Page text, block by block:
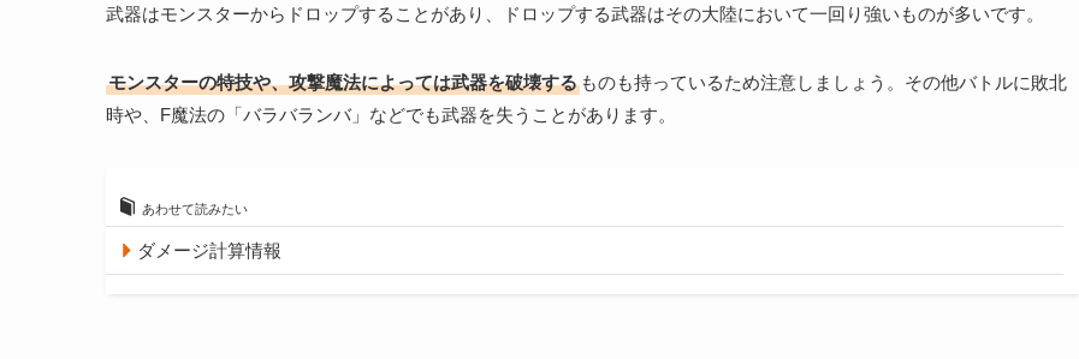
武器はモンスターからドロップすることがあり、ドロップする武器はその大陸において一回り強いものが多いです。
モンスターの特技や、攻撃魔法によっては武器を破壊する ものも持っているため注意しましょう。その他バトルに敗北
時や、F魔法の「バラバランバ」などでも武器を失うことがあります。
あわせて読みたい
ダメージ計算情報